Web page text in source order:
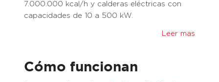
7.000.000 kcal/h y calderas eléctricas con
capacidades de 10 a 500 kW.
Leer mas
Cómo funcionan